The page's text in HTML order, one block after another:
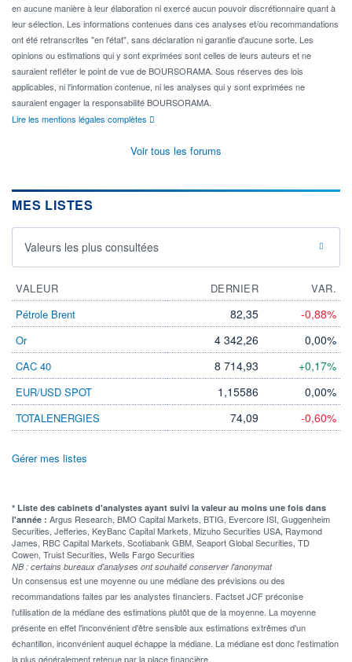
en aucune manière à leur élaboration ni exercé aucun pouvoir discrétionnaire quant à
leur sélection. Les informations contenues dans ces analyses et/ou recommandations
ont été retranscrites "en l'état", sans déclaration ni garantie d'aucune sorte. Les
opinions ou estimations qui y sont exprimées sont celles de leurs auteurs et ne
sauraient refléter le point de vue de BOURSORAMA. Sous réserves des lois
applicables, ni l'information contenue, ni les analyses qui y sont exprimées ne
sauraient engager la responsabilité BOURSORAMA.
Lire les mentions légales complètes
Voir tous les forums
MES LISTES
Valeurs les plus consultées
VALEUR DERNIER
VAR.
Pétrole Brent
82,35 -0,88%
Or 4 342,26 0,00%
CAC 40 8 714,93 +0,17%
EUR/USD SPOT 1,15586 0,00%
TOTALENERGIES 74,09 -0,60%
Gérer mes listes
* Liste des cabinets d'analystes ayant suivi la valeur au moins une fois dans
l'année : Argus Research, BMO Capital Markets, BTIG, Evercore ISI, Guggenheim
Securities, Jefferies, KeyBanc Capital Markets, Mizuho Securities USA, Raymond
James, RBC Capital Markets, Scotiabank GBM, Seaport Global Securities, TD
Cowen, Truist Securities, Wells Fargo Securities
NB : certains bureaux d'analyses ont souhaité conserver l'anonymat
Un consensus est une moyenne ou une médiane des prévisions ou des
recommandations faites par les analystes financiers. Factset JCF préconise
l'utilisation de la médiane des estimations plutôt que de la moyenne. La moyenne
présente en effet l'inconvénient d'être sensible aux estimations extrêmes d'un
échantillon, inconvénient auquel échappe la médiane. La médiane est donc l'estimation
la plus généralement retenue par la place financière.